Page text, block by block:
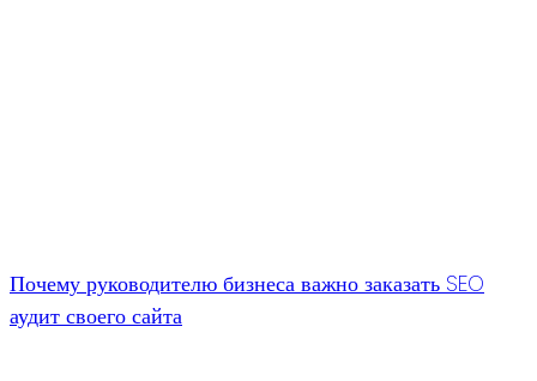
Почему руководителю бизнеса важно заказать SEO
аудит своего сайта